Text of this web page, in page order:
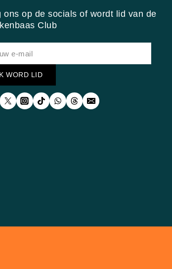
ons op de socials of wordt lid van de
Club